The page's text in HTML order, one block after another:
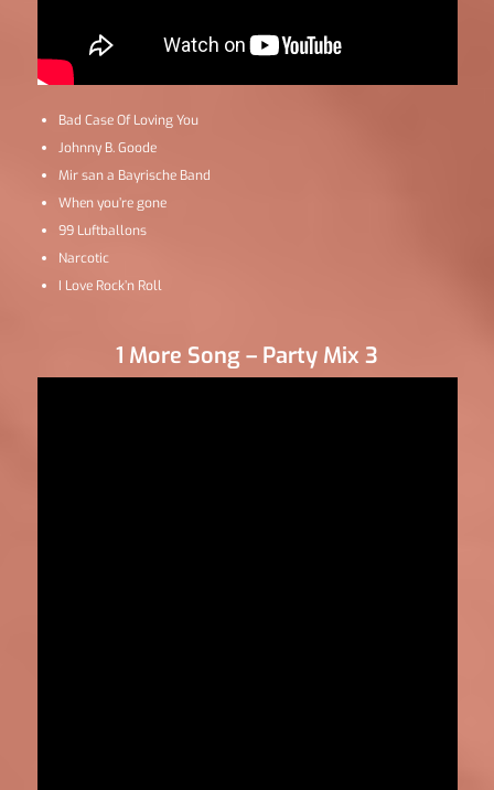
Bad Case Of Loving You
Johnny B. Goode
Mir san a Bayrische Band
When you’re gone
99 Luftballons
Narcotic
I Love Rock’n Roll
1 More Song – Party Mix 3